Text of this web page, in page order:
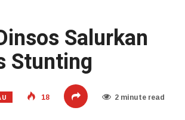
Salurkan
Stunting
18 2 minute read